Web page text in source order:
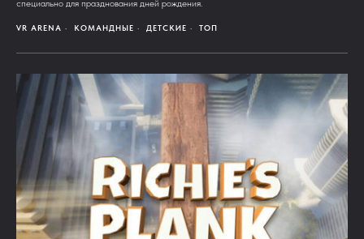
специально для празднования дней рождения.
VR ARENA КОМАНДНЫЕ ДЕТСКИЕ ТОП